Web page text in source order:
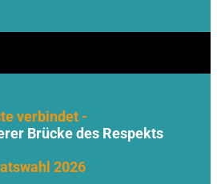
verbindet -
Brücke des Respekts
2026